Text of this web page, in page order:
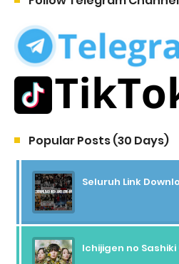
Popular Posts (30 Days)